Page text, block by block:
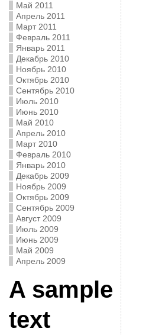
Май 2011
Апрель 2011
Март 2011
Февраль 2011
Январь 2011
Декабрь 2010
Ноябрь 2010
Октябрь 2010
Сентябрь 2010
Июль 2010
Июнь 2010
Май 2010
Апрель 2010
Март 2010
Февраль 2010
Январь 2010
Декабрь 2009
Ноябрь 2009
Октябрь 2009
Сентябрь 2009
Август 2009
Июль 2009
Июнь 2009
Май 2009
Апрель 2009
A sample
text